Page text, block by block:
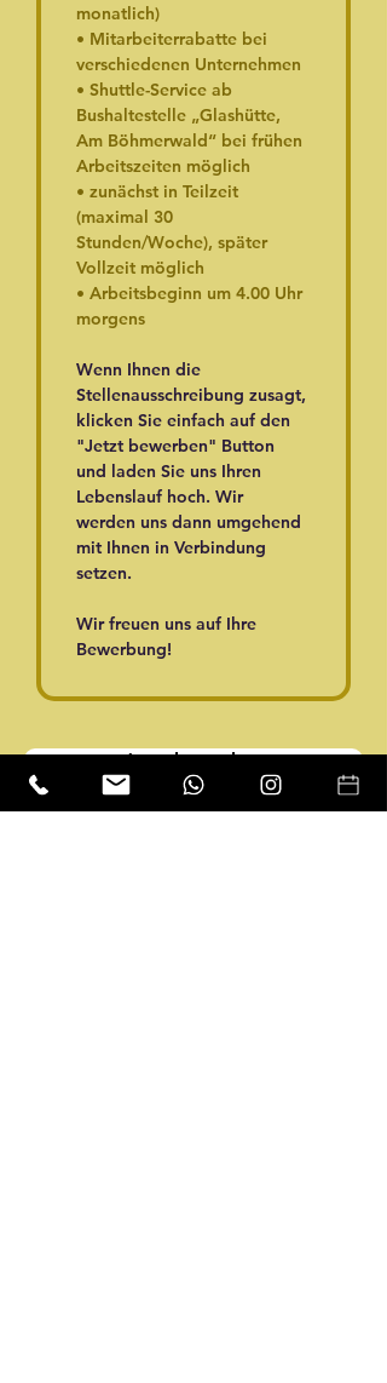
monatlich)
• Mitarbeiterrabatte bei
verschiedenen Unternehmen
• Shuttle-Service ab
Bushaltestelle „Glashütte,
Am Böhmerwald“ bei frühen
Arbeitszeiten möglich
• zunächst in Teilzeit
(maximal 30
Stunden/Woche), später
Vollzeit möglich
• Arbeitsbeginn um 4.00 Uhr
morgens
Wenn Ihnen die
Stellenausschreibung zusagt,
klicken Sie einfach auf den
"Jetzt bewerben" Button
und laden Sie uns Ihren
Lebenslauf hoch. Wir
werden uns dann umgehend
mit Ihnen in Verbindung
setzen.
Wir freuen uns auf Ihre
Bewerbung!
Jetzt bewerben